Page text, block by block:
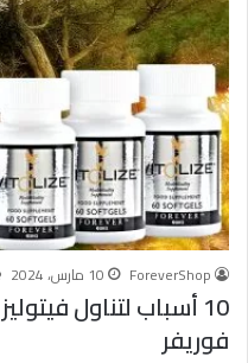
ForeverShop 10 مارس، 2024
10 أسباب لتناول
فوريفر